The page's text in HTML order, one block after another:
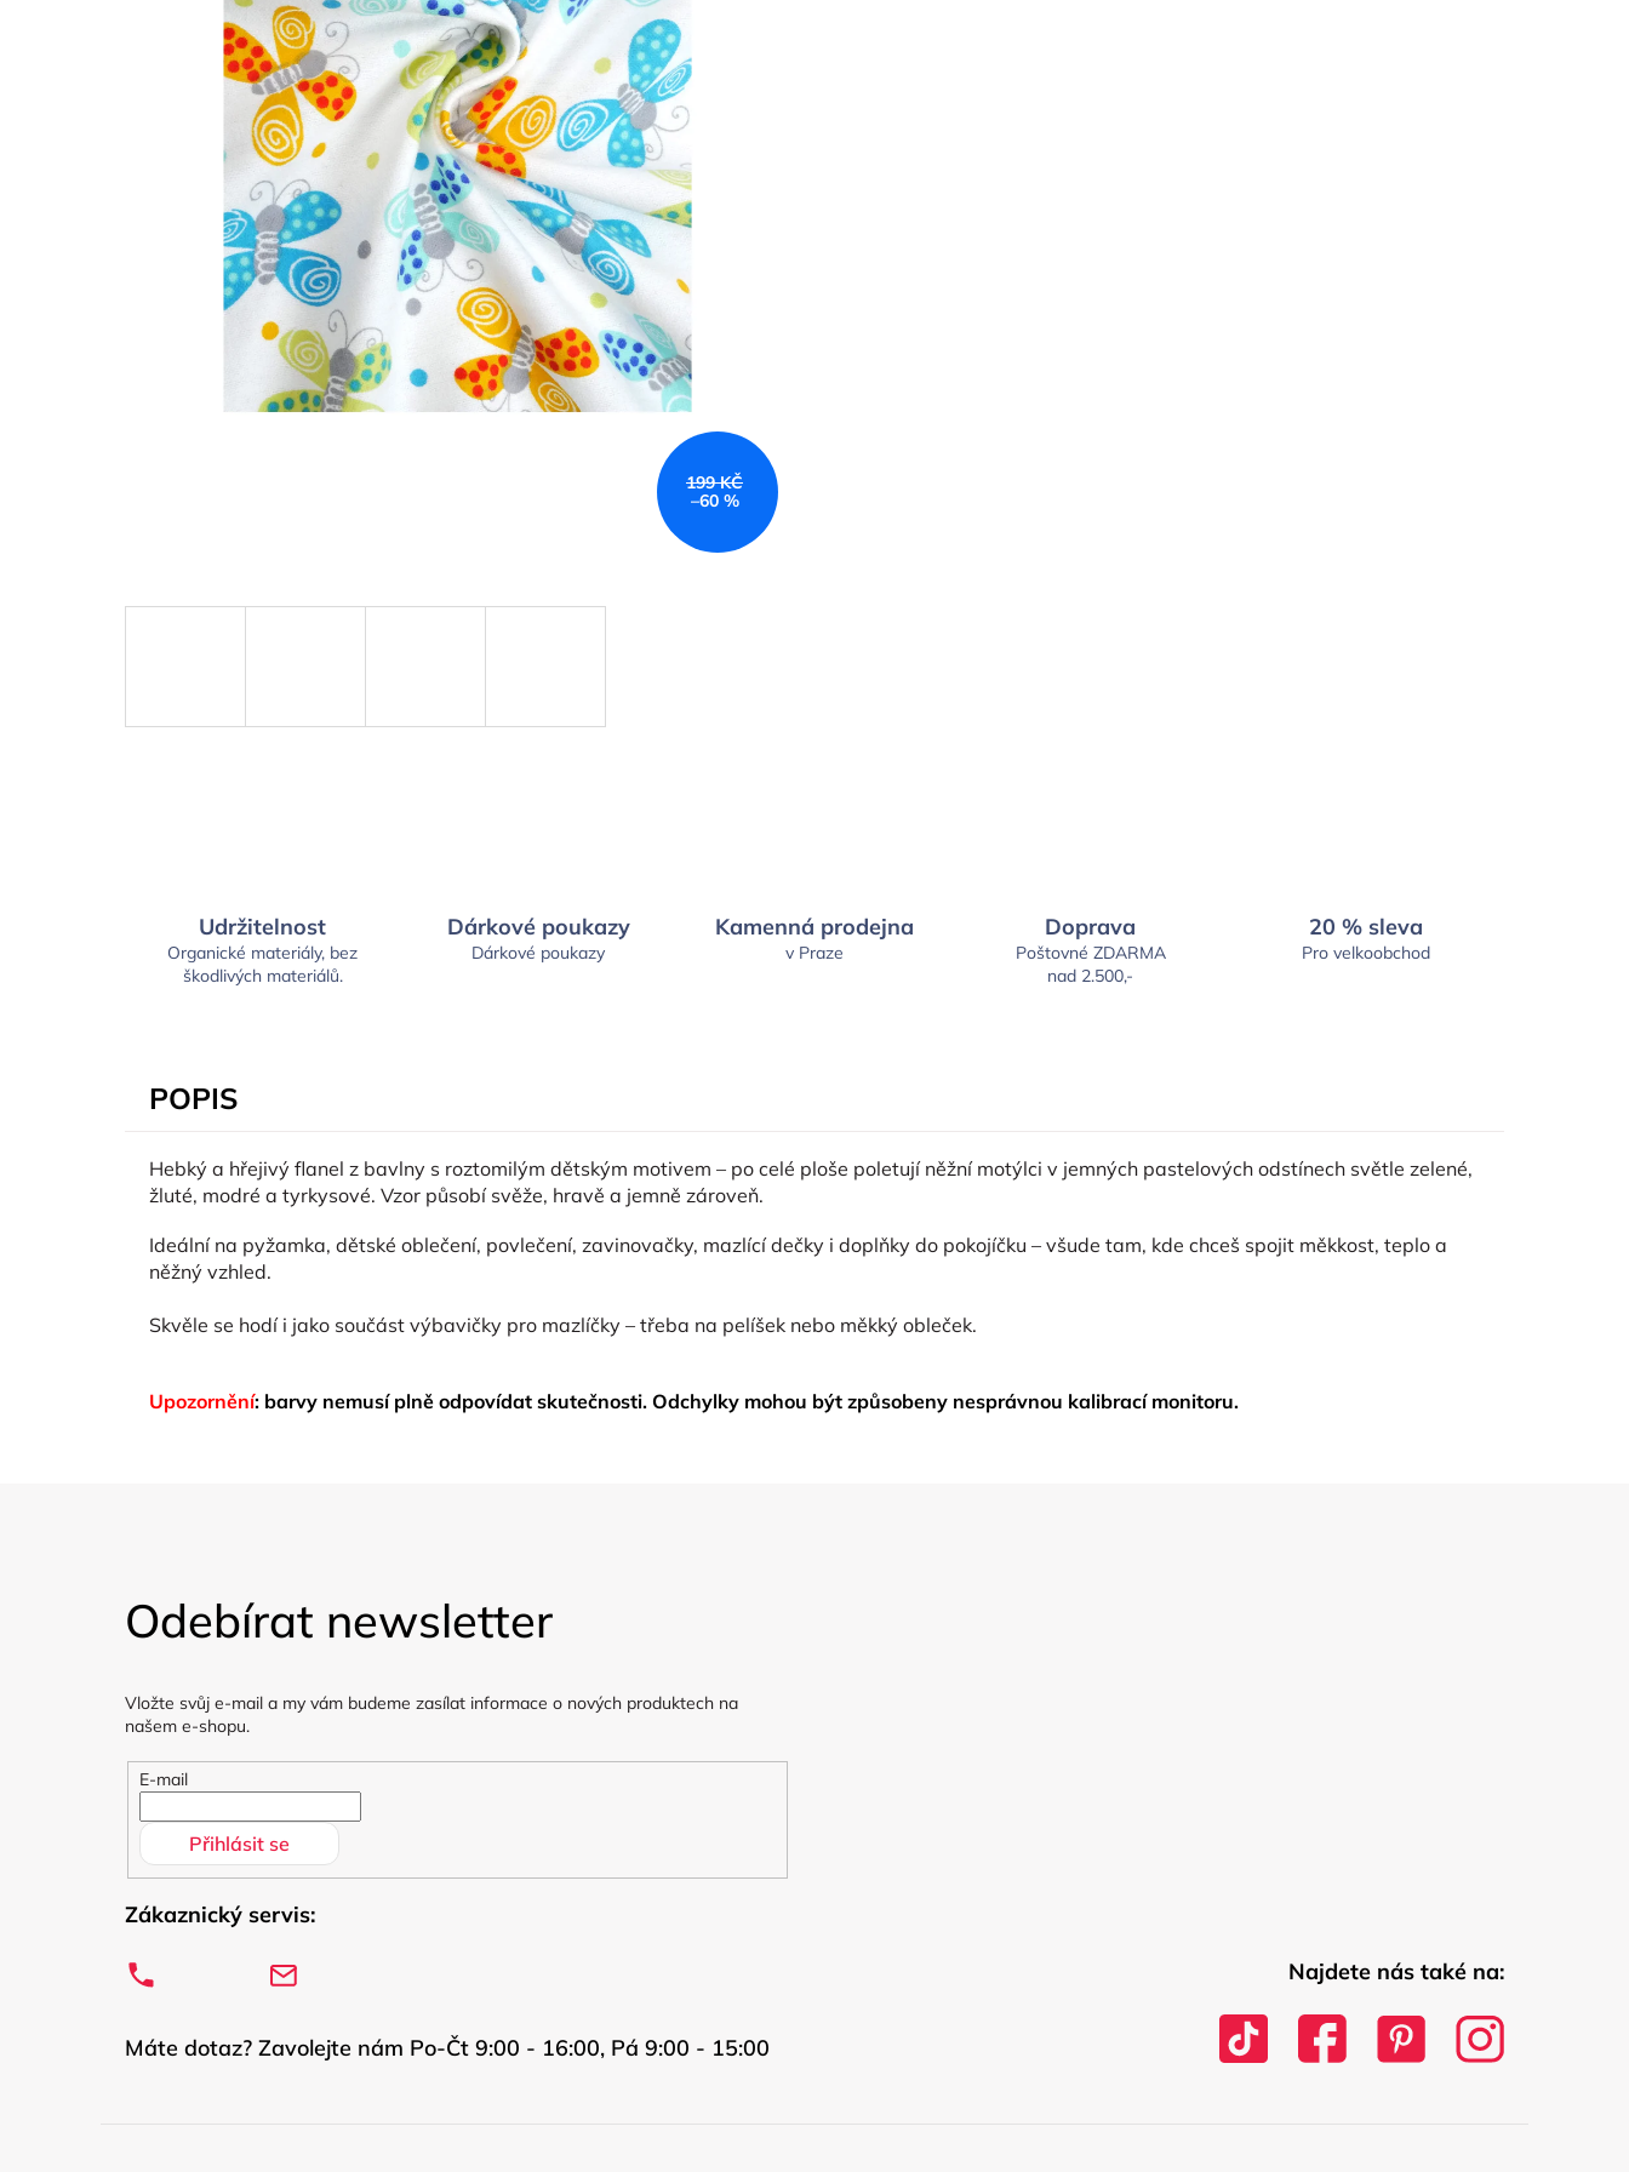
199 KČ
–60 %
Udržitelnost
Organické materiály, bez
škodlivých materiálů.
Dárkové poukazy
Dárkové poukazy
Kamenná prodejna
v Praze
Doprava
Poštovné ZDARMA
nad 2.500,-
20 % sleva
Pro velkoobchod
POPIS
Hebký a hřejivý flanel z bavlny s roztomilým dětským motivem – po celé ploše poletují něžní motýlci v jemných pastelových odstínech světle zelené,
žluté, modré a tyrkysové. Vzor působí svěže, hravě a jemně zároveň.
Ideální na pyžamka, dětské oblečení, povlečení, zavinovačky, mazlící dečky i doplňky do pokojíčku – všude tam, kde chceš spojit měkkost, teplo a
něžný vzhled.
Skvěle se hodí i jako součást výbavičky pro mazlíčky – třeba na pelíšek nebo měkký obleček.
Upozornění: barvy nemusí plně odpovídat skutečnosti. Odchylky mohou být způsobeny nesprávnou kalibrací monitoru.
Odebírat newsletter
Vložte svůj e-mail a my vám budeme zasílat informace o nových produktech na
našem e-shopu.
E-mail
Přihlásit se
Zákaznický servis:
Máte dotaz? Zavolejte nám Po-Čt 9:00 - 16:00, Pá 9:00 - 15:00
Najdete nás také na: